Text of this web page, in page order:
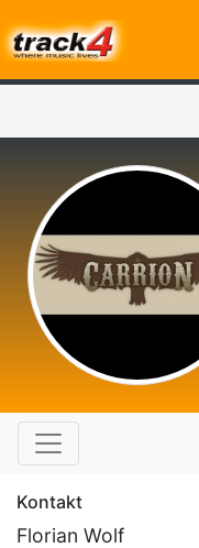
Kontakt
Florian Wolf